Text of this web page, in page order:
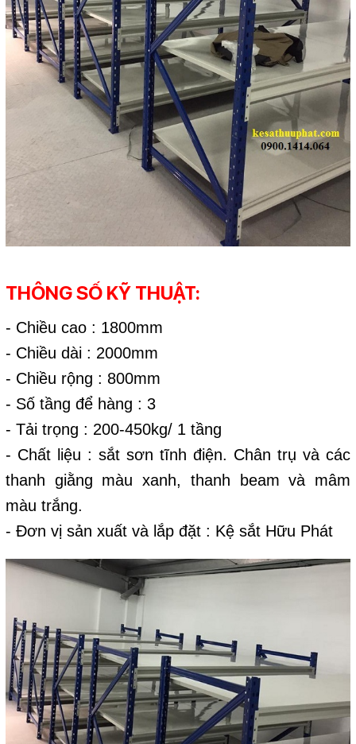
THÔNG SỐ KỸ THUẬT:
- Chiều cao : 1800mm
- Chiều dài : 2000mm
- Chiều rộng : 800mm
- Số tầng để hàng : 3
- Tải trọng : 200-450kg/ 1 tầng
- Chất liệu : sắt sơn tĩnh điện. Chân trụ và các
thanh giằng màu xanh, thanh beam và mâm
màu trắng.
- Đơn vị sản xuất và lắp đặt : Kệ sắt Hữu Phát